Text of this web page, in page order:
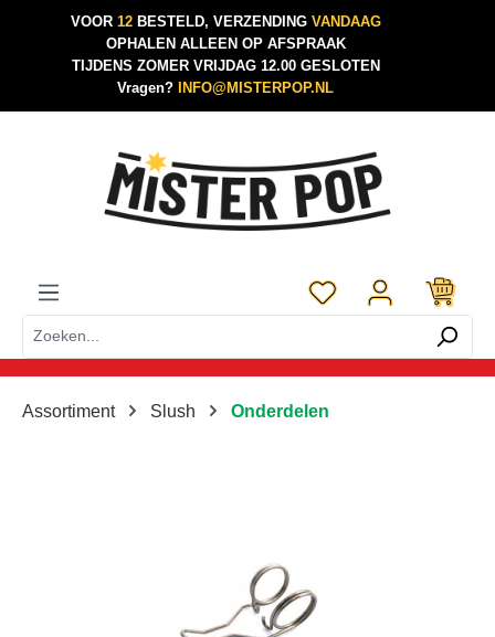
Ga naar de hoofdinhoud
VOOR 12 BESTELD, VERZENDING VANDAAG
OPHALEN ALLEEN OP AFSPRAAK
TIJDENS ZOMER VRIJDAG 12.00 GESLOTEN
Vragen?
INFO@MISTERPOP.NL
Je hebt 0 items op
Assortiment Slush Onderdelen